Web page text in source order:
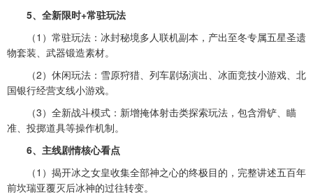
5、全新限时+常驻玩法
（1）常驻玩法：冰封秘境多人联机副本，产出至冬专属五星圣遗
物套装、武器锻造素材。
（2）休闲玩法：雪原狩猎、列车剧场演出、冰面竞技小游戏、北
国银行经营支线小游戏。
（3）全新战斗模式：新增掩体射击类探索玩法，包含滑铲、瞄
准、投掷道具等操作机制。
6、主线剧情核心看点
（1）揭开冰之女皇收集全部神之心的终极目的，完整讲述五百年
前坎瑞亚覆灭后冰神的过往转变。